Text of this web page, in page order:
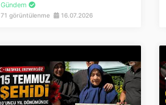
Gündem
71 görüntülenme 16.07.2026